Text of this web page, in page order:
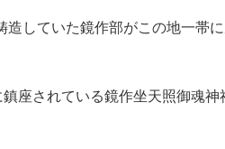
していた鏡作部がこの地一帯
座されている鏡作坐天照御魂神